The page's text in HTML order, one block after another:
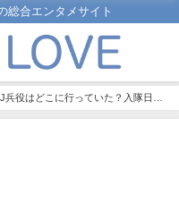
総合エンタメサイト
兵役はどこに行っていた？入隊日や